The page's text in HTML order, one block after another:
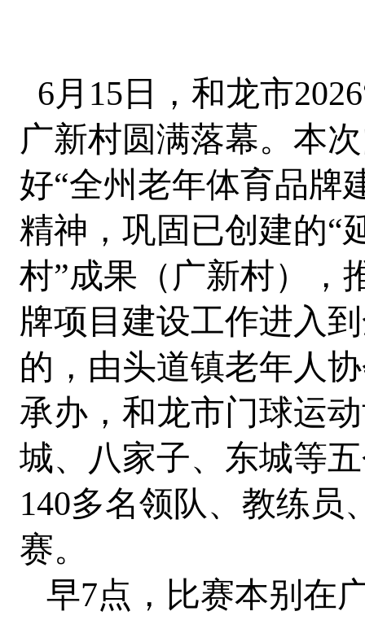
6月15日，和龙市
广新村圆满落幕。本
好“全州老年体育品牌
精神，巩固已创建的“
村”成果（广新村），
牌项目建设工作进入
的，由头道镇老年人
承办，和龙市门球运
城、八家子、东城等
140多名领队、教练员
赛。
早7点，比赛本别在